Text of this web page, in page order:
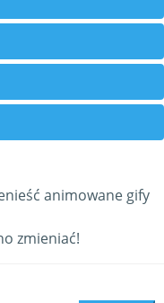
animowane gify
zmieniać!